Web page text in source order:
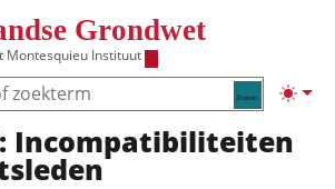
Grondwet
Montesquieu Instituut
Zoeken
verbergen
Incompatibiliteiten